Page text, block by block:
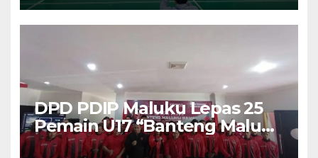
DPD PDIP Maluku Lepas 25
Pemain U17 “Banteng Maluku
Raya” ke Sokerano Cup di